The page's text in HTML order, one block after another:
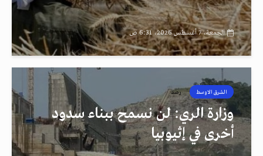
الجمعة، 7 أغسطس 2026، 6:31 ص
الشرق الاوسط رصد
وزارة الري: لن نسمح ببناء سدود
أخرى في إثيوبيا